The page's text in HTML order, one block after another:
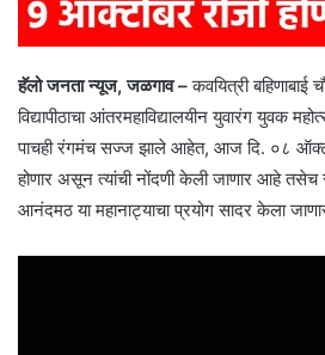
हॅलो जनता न्यूज, जळगाव –कवयित्री बहिणाबाई
विद्यापीठाचा आंतरमहाविद्यालयीन युवारंग युवक
पाचही रंगमंच सज्ज झाले आहेत, आज दि. ०८
होणार असून त्यांची नोंदणी केली जाणार आहे तसेच
आनंदमठ या महानाट्याचा प्रयोग सादर केला